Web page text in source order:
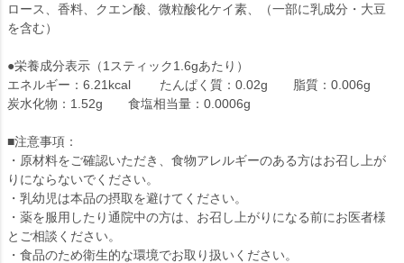
ロース、香料、クエン酸、微粒酸化ケイ素、（一部に乳成分・大豆
を含む）
●栄養成分表示（1スティック1.6gあたり）
エネルギー：6.21kcal たんぱく質：0.02g 脂質：0.006g
炭水化物：1.52g 食塩相当量：0.0006g
■注意事項：
・原材料をご確認いただき、食物アレルギーのある方はお召し上が
りにならないでください。
・乳幼児は本品の摂取を避けてください。
・薬を服用したり通院中の方は、お召し上がりになる前にお医者様
とご相談ください。
・食品のため衛生的な環境でお取り扱いください。